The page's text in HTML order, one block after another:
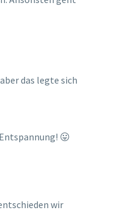
das legte sich
😛
wir